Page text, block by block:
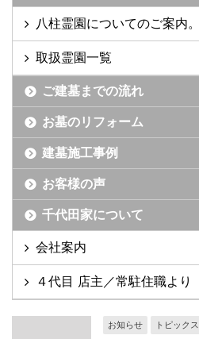
八柱霊園についてのご案内。
取扱霊園一覧
ご建墓までの流れ
お墓のリフォーム
建墓施工事例
お客様の声
千代田家について
会社案内
４代目 店主／常駐住職より
お知らせ トピックス